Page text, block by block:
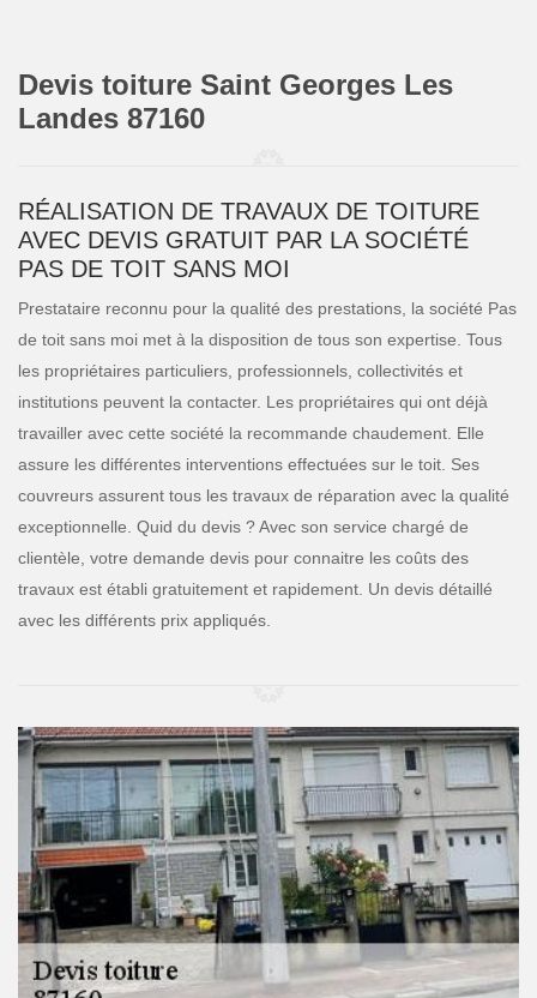
Devis toiture Saint Georges Les
Landes 87160
RÉALISATION DE TRAVAUX DE TOITURE
AVEC DEVIS GRATUIT PAR LA SOCIÉTÉ
PAS DE TOIT SANS MOI
Prestataire reconnu pour la qualité des prestations, la société Pas
de toit sans moi met à la disposition de tous son expertise. Tous
les propriétaires particuliers, professionnels, collectivités et
institutions peuvent la contacter. Les propriétaires qui ont déjà
travailler avec cette société la recommande chaudement. Elle
assure les différentes interventions effectuées sur le toit. Ses
couvreurs assurent tous les travaux de réparation avec la qualité
exceptionnelle. Quid du devis ? Avec son service chargé de
clientèle, votre demande devis pour connaitre les coûts des
travaux est établi gratuitement et rapidement. Un devis détaillé
avec les différents prix appliqués.